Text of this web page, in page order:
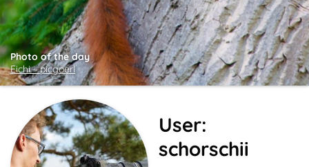
Photo of the day
Eichi ~ picgoerl
User:
schorschii